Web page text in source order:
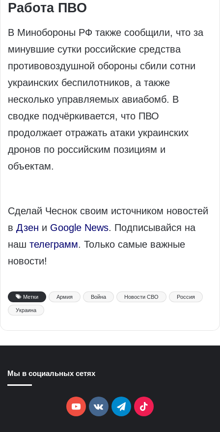
Работа ПВО
В Минобороны РФ также сообщили, что за
минувшие сутки российские средства
противовоздушной обороны сбили сотни
украинских беспилотников, а также
несколько управляемых авиабомб. В
сводке подчёркивается, что ПВО
продолжает отражать атаки украинских
дронов по российским позициям и
объектам.
Сделай Чеснок своим источником новостей
в Дзен и Google News. Подписывайся на
наш телеграмм. Только самые важные
новости!
Метки Армия Война Новости СВО Россия
Украина
Мы в социальных сетях
YouTubevk.comTelegramTikTok